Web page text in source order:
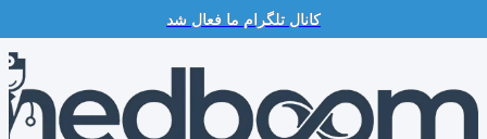
کانال تلگرام ما فعال شد
Skip
content